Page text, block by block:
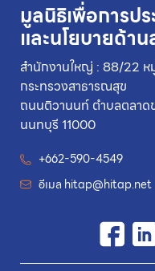
มูลนิธิเพื่อการปร
และนโยบายด้า
สำนักงานใหญ่ : 88/22 ห
กระทรวงสาธารณสุข
ถนนติวานนท์ ตำบลตลาด
นนทบุรี 11000
+662-590-4549
อีเมล hitap@hitap.net